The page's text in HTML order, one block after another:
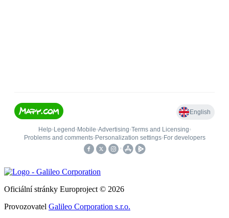
Oficiální stránky Europroject © 2026
Provozovatel Galileo Corporation s.r.o.